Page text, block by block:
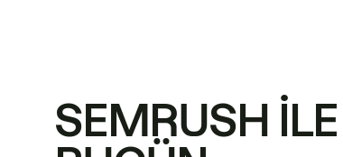
SEMRUSH ILE